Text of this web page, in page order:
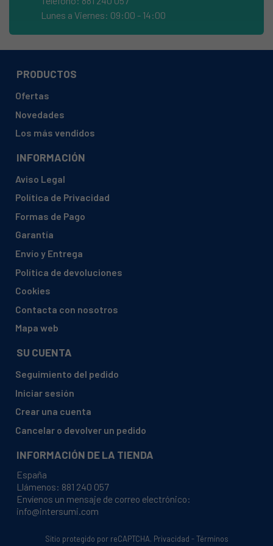
TEKA, CG4GBUT
TEKA, CGC 4G AI AL BUT-VR00
TEKA, CGC 4G BUT VR01
TEKA, CGC4GBUTVR01
TEKA, EC2G2P-97
TEKA, EC3G1P-97
TEKA, EC4GBUT
TEKA, EC4PR-97
TEKA, ECC4GBUT
TEKA, HBE615ME-111280003
TEKA, HC485ME
TEKA, HE490ME
TEKA, HE510ME
Lunes a Viernes: 09:00 - 14:00
PRODUCTOS
Ofertas
Novedades
Los más vendidos
INFORMACIÓN
Aviso Legal
Política de Privacidad
Formas de Pago
Garantía
Envío y Entrega
Política de devoluciones
Cookies
Contacta con nosotros
Mapa web
SU CUENTA
Seguimiento del pedido
Iniciar sesión
Crear una cuenta
Cancelar o devolver un pedido
INFORMACIÓN DE LA TIENDA
España
Llámenos: 881 240 057
Envíenos un mensaje de correo electrónico:
info@intersumi.com
Sitio protegido por reCAPTCHA. Privacidad -Términos